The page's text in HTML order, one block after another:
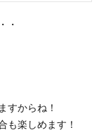
・
すからね！
も楽しめます！